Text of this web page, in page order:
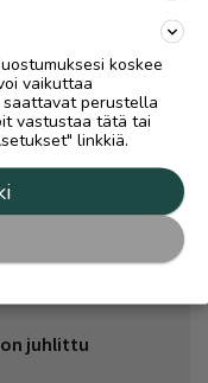
myös
leivos:
päivästä
Se löytyy
2020 alkaen.
juhlittu
koskee
vaikuttaa
saattavat perustella
vastustaa tätä tai
linkkiä.